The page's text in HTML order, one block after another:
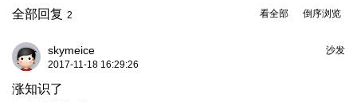
倒序浏览
看全部
全部回复 2
沙发
skymeice
2017-11-18 16:29:26
涨知识了